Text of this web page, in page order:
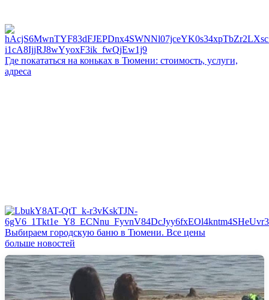
Где покататься на коньках в Тюмени: стоимость, услуги,
адреса
Выбираем городскую баню в Тюмени. Все цены
больше новостей